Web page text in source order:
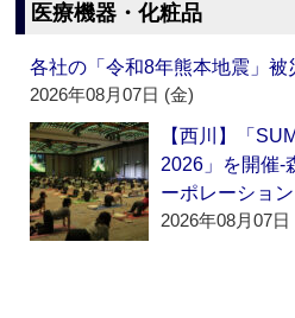
医療機器・化粧品
各社の「令和8年熊本地震」被
2026年08月07日 (金)
【西川】「
2026」を開催‐
ーポレーショ
2026年08月07日